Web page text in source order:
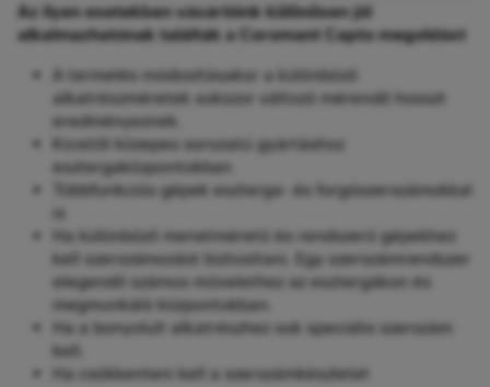
Az ilyen esetekben vásárlóink különösen jól
alkalmazhatónak találták a Coromant Capto megoldást
A termelés módosításakor a különböző
alkatrészméretek sokszor változó mérendő hosszt
eredményeznek.
Kicsitől közepes sorozatú gyártáshoz
esztergaközpontokban
Többfunkciós gépek eszterga- és forgószerszámokkal
is
Ha különböző menetméretű és rendszerű gépekhez
kell szerszámozást biztosítani. Egy szerszámrendszer
elegendő számos művelethez az esztergákon és
megmunkáló központokban.
Ha a bonyolult alkatrészhez sok speciális szerszám
kell.
Ha csökkenteni kell a szerszámkészletet